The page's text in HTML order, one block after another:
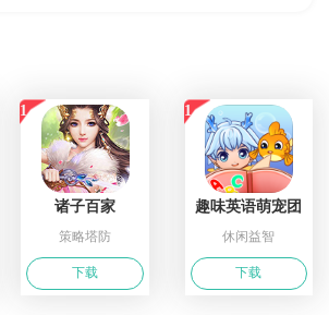
1
诸子百家
策略塔防
下载
1
趣味英语萌宠团
休闲益智
下载